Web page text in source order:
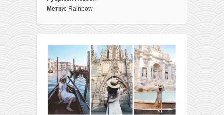
Все
остров
из
разных
городов
Польши
всего
Метки: Rainbow